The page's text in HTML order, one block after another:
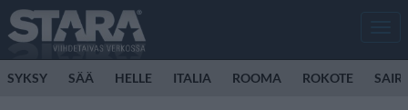
SYKSY SÄÄ HELLE ITALIA ROOMA ROKOTE